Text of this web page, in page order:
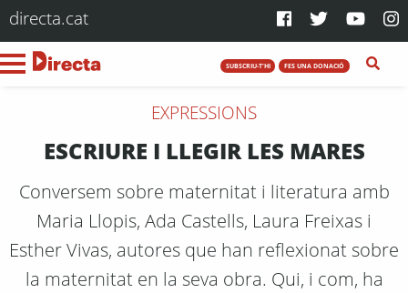
directa.cat
SUBSCRIU-T'HI FES UNA DONACIÓ
EXPRESSIONS
ESCRIURE I LLEGIR LES MARES
Conversem sobre maternitat i literatura amb
Maria Llopis, Ada Castells, Laura Freixas i
Esther Vivas, autores que han reflexionat sobre
la maternitat en la seva obra. Qui, i com, ha